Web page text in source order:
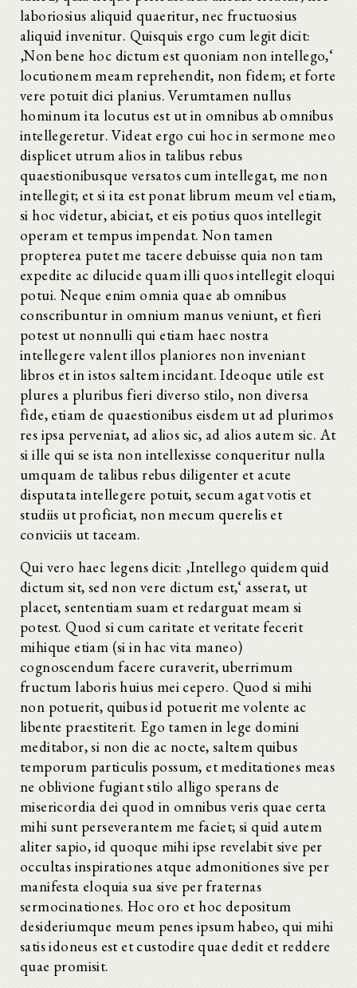
laboriosius aliquid quaeritur, nec fructuosius
aliquid invenitur. Quisquis ergo cum legit dicit:
‚Non bene hoc dictum est quoniam non intellego,‘
locutionem meam reprehendit, non fidem; et forte
vere potuit dici planius. Verumtamen nullus
hominum ita locutus est ut in omnibus ab omnibus
intellegeretur. Videat ergo cui hoc in sermone meo
displicet utrum alios in talibus rebus
quaestionibusque versatos cum intellegat, me non
intellegit; et si ita est ponat librum meum vel etiam,
si hoc videtur, abiciat, et eis potius quos intellegit
operam et tempus impendat. Non tamen
propterea putet me tacere debuisse quia non tam
expedite ac dilucide quam illi quos intellegit eloqui
potui. Neque enim omnia quae ab omnibus
conscribuntur in omnium manus veniunt, et fieri
potest ut nonnulli qui etiam haec nostra
intellegere valent illos planiores non inveniant
libros et in istos saltem incidant. Ideoque utile est
plures a pluribus fieri diverso stilo, non diversa
fide, etiam de quaestionibus eisdem ut ad plurimos
res ipsa perveniat, ad alios sic, ad alios autem sic. At
si ille qui se ista non intellexisse conqueritur nulla
umquam de talibus rebus diligenter et acute
disputata intellegere potuit, secum agat votis et
studiis ut proficiat, non mecum querelis et
conviciis ut taceam.
Qui vero haec legens dicit: ‚Intellego quidem quid
dictum sit, sed non vere dictum est,‘ asserat, ut
placet, sententiam suam et redarguat meam si
potest. Quod si cum caritate et veritate fecerit
mihique etiam (si in hac vita maneo)
cognoscendum facere curaverit, uberrimum
fructum laboris huius mei cepero. Quod si mihi
non potuerit, quibus id potuerit me volente ac
libente praestiterit. Ego tamen in lege domini
meditabor, si non die ac nocte, saltem quibus
temporum particulis possum, et meditationes meas
ne oblivione fugiant stilo alligo sperans de
misericordia dei quod in omnibus veris quae certa
mihi sunt perseverantem me faciet; si quid autem
aliter sapio, id quoque mihi ipse revelabit sive per
occultas inspirationes atque admonitiones sive per
manifesta eloquia sua sive per fraternas
sermocinationes. Hoc oro et hoc depositum
desideriumque meum penes ipsum habeo, qui mihi
satis idoneus est et custodire quae dedit et reddere
quae promisit.